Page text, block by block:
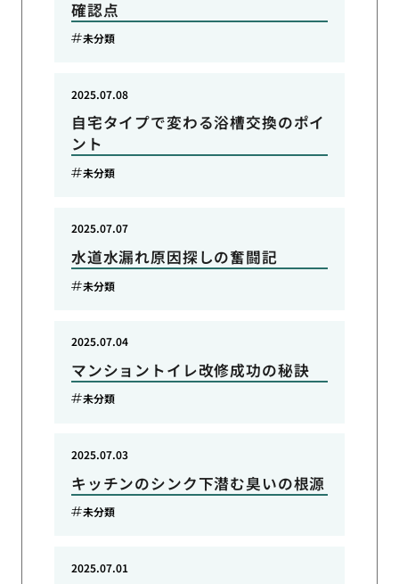
確認点
未分類
自宅タイプで変わる浴槽交換のポイ
ント
2025.07.08
未分類
水道水漏れ原因探しの奮闘記
2025.07.07
未分類
マンショントイレ改修成功の秘訣
2025.07.04
未分類
キッチンのシンク下潜む臭いの根源
2025.07.03
未分類
2025.07.01